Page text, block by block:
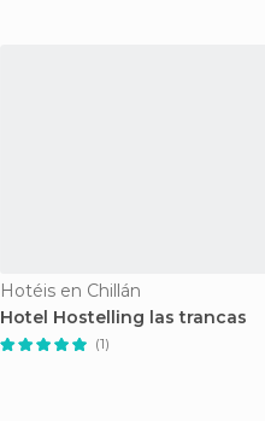
Hotéis en Chillán
Hotel Hostelling las trancas
(1)